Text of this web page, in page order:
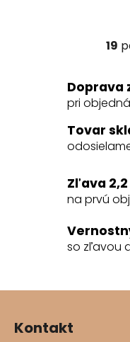
19
Doprava
pri
Tovar
Zľava
na prvú
so zľavou
Kontakt